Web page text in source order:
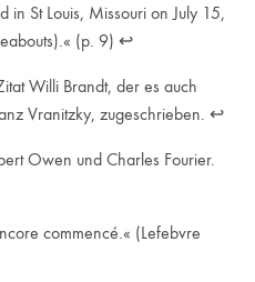
in St Louis, Missouri on July 15,
(p. 9) ↩︎
Willi Brandt, der es auch
Vranitzky, zugeschrieben. ↩︎
Owen und Charles Fourier.
commencé.« (Lefebvre